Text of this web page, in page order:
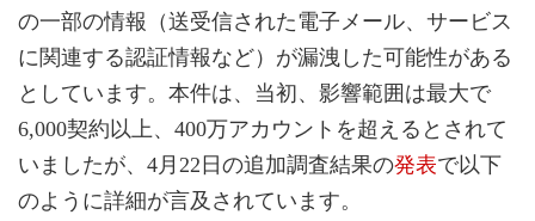
の一部の情報（送受信された電子メール、サービス
に関連する認証情報など）が漏洩した可能性がある
としています。本件は、当初、影響範囲は最大で
6,000契約以上、400万アカウントを超えるとされて
いましたが、4月22日の追加調査結果の発表で以下
のように詳細が言及されています。